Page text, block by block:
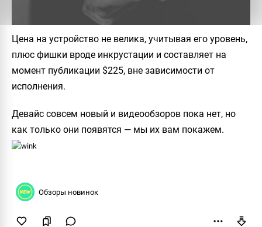
Цена на устройство не велика, учитывая его уровень,
плюс фишки вроде инкрустации и составляет на
момент публикации $225, вне зависимости от
исполнения.
Девайс совсем новый и видеообзоров пока нет, но
как только они появятся — мы их вам покажем.
Обзоры новинок